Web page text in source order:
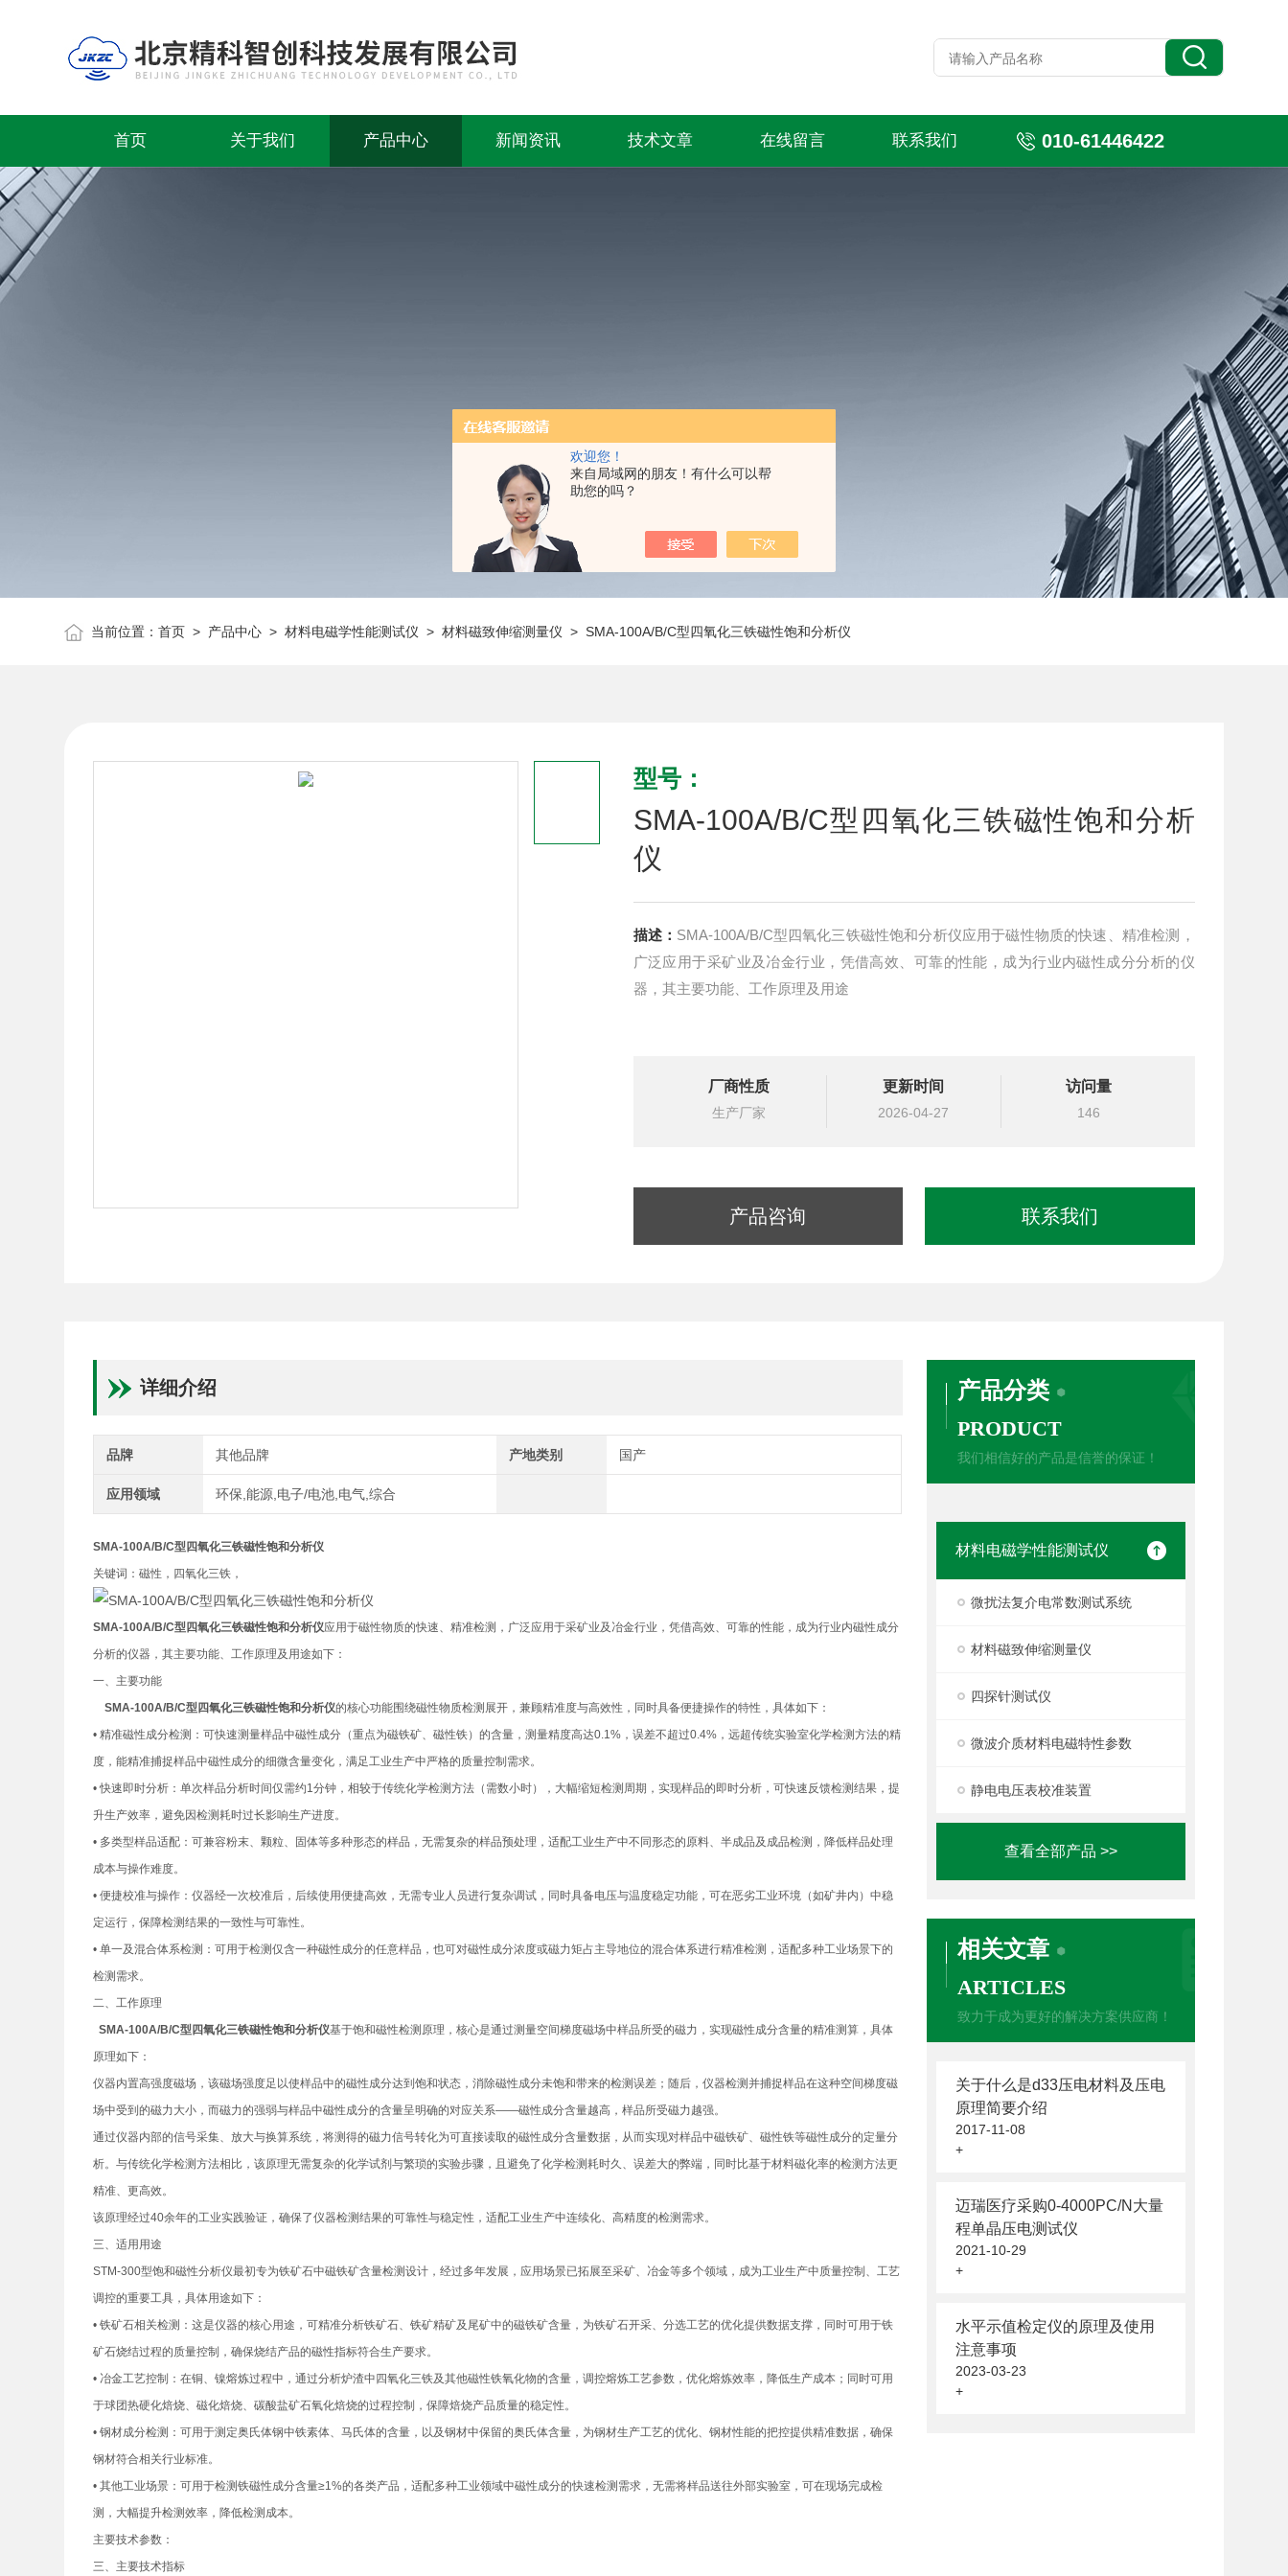
欢迎您！
来自局域网的朋友！有什么可以帮
助您的吗？
首页 关于我们 产品中心 新闻资讯 技术文章 在线留言 联系我们 010-61446422
当前位置：首页 > 产品中心 >材料电磁学性能测试仪 >材料磁致伸缩测量仪 > SMA-100A/B/C型四氧化三铁磁性饱和分析仪
型号：
SMA-100A/B/C型四氧化三铁磁性饱和分析
仪
描述： SMA-100A/B/C型四氧化三铁磁性饱和分析仪应用于磁性物质的快速、精准检测，
广泛应用于采矿业及冶金行业，凭借高效、可靠的性能，成为行业内磁性成分分析的仪
器，其主要功能、工作原理及用途
厂商性质
生产厂家
更新时间
2026-04-27
访问量
146
产品咨询 联系我们
产品分类
PRODUCT
我们相信好的产品是信誉的保证！
材料电磁学性能测试仪
微扰法复介电常数测试系统
材料磁致伸缩测量仪
四探针测试仪
微波介质材料电磁特性参数
静电电压表校准装置
查看全部产品 >>
相关文章
ARTICLES
致力于成为更好的解决方案供应商！
关于什么是d33压电材料及压电
原理简要介绍
2017-11-08
+
迈瑞医疗采购0-4000PC/N大量
程单晶压电测试仪
2021-10-29
+
水平示值检定仪的原理及使用
注意事项
2023-03-23
+
详细介绍
品牌 其他品牌 产地类别 国产
应用领域 环保,能源,电子/电池,电气,综合
SMA-100A/B/C型四氧化三铁磁性饱和分析仪
关键词：磁性，四氧化三铁，
SMA-100A/B/C型四氧化三铁磁性饱和分析仪应用于磁性物质的快速、精准检测，广泛应用于采矿业及冶金行业，凭借高效、可靠的性能，成为行业内磁性成分
分析的仪器，其主要功能、工作原理及用途如下：
一、主要功能
SMA-100A/B/C型四氧化三铁磁性饱和分析仪的核心功能围绕磁性物质检测展开，兼顾精准度与高效性，同时具备便捷操作的特性，具体如下：
• 精准磁性成分检测：可快速测量样品中磁性成分（重点为磁铁矿、磁性铁）的含量，测量精度高达0.1%，误差不超过0.4%，远超传统实验室化学检测方法的精
度，能精准捕捉样品中磁性成分的细微含量变化，满足工业生产中严格的质量控制需求。
• 快速即时分析：单次样品分析时间仅需约1分钟，相较于传统化学检测方法（需数小时），大幅缩短检测周期，实现样品的即时分析，可快速反馈检测结果，提
升生产效率，避免因检测耗时过长影响生产进度。
• 多类型样品适配：可兼容粉末、颗粒、固体等多种形态的样品，无需复杂的样品预处理，适配工业生产中不同形态的原料、半成品及成品检测，降低样品处理
成本与操作难度。
• 便捷校准与操作：仪器经一次校准后，后续使用便捷高效，无需专业人员进行复杂调试，同时具备电压与温度稳定功能，可在恶劣工业环境（如矿井内）中稳
定运行，保障检测结果的一致性与可靠性。
• 单一及混合体系检测：可用于检测仅含一种磁性成分的任意样品，也可对磁性成分浓度或磁力矩占主导地位的混合体系进行精准检测，适配多种工业场景下的
检测需求。
二、工作原理
SMA-100A/B/C型四氧化三铁磁性饱和分析仪基于饱和磁性检测原理，核心是通过测量空间梯度磁场中样品所受的磁力，实现磁性成分含量的精准测算，具体
原理如下：
仪器内置高强度磁场，该磁场强度足以使样品中的磁性成分达到饱和状态，消除磁性成分未饱和带来的检测误差；随后，仪器检测并捕捉样品在这种空间梯度磁
场中受到的磁力大小，而磁力的强弱与样品中磁性成分的含量呈明确的对应关系——磁性成分含量越高，样品所受磁力越强。
通过仪器内部的信号采集、放大与换算系统，将测得的磁力信号转化为可直接读取的磁性成分含量数据，从而实现对样品中磁铁矿、磁性铁等磁性成分的定量分
析。与传统化学检测方法相比，该原理无需复杂的化学试剂与繁琐的实验步骤，且避免了化学检测耗时久、误差大的弊端，同时比基于材料磁化率的检测方法更
精准、更高效。
该原理经过40余年的工业实践验证，确保了仪器检测结果的可靠性与稳定性，适配工业生产中连续化、高精度的检测需求。
三、适用用途
STM-300型饱和磁性分析仪最初专为铁矿石中磁铁矿含量检测设计，经过多年发展，应用场景已拓展至采矿、冶金等多个领域，成为工业生产中质量控制、工艺
调控的重要工具，具体用途如下：
• 铁矿石相关检测：这是仪器的核心用途，可精准分析铁矿石、铁矿精矿及尾矿中的磁铁矿含量，为铁矿石开采、分选工艺的优化提供数据支撑，同时可用于铁
矿石烧结过程的质量控制，确保烧结产品的磁性指标符合生产要求。
• 冶金工艺控制：在铜、镍熔炼过程中，通过分析炉渣中四氧化三铁及其他磁性铁氧化物的含量，调控熔炼工艺参数，优化熔炼效率，降低生产成本；同时可用
于球团热硬化焙烧、磁化焙烧、碳酸盐矿石氧化焙烧的过程控制，保障焙烧产品质量的稳定性。
• 钢材成分检测：可用于测定奥氏体钢中铁素体、马氏体的含量，以及钢材中保留的奥氏体含量，为钢材生产工艺的优化、钢材性能的把控提供精准数据，确保
钢材符合相关行业标准。
• 其他工业场景：可用于检测铁磁性成分含量≥1%的各类产品，适配多种工业领域中磁性成分的快速检测需求，无需将样品送往外部实验室，可在现场完成检
测，大幅提升检测效率，降低检测成本。
主要技术参数：
三、主要技术指标